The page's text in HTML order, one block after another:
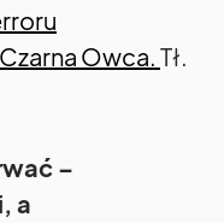
Owca. Tł.
–
a